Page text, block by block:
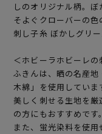
しのオリジナル柄。
そよぐクローバーの色
刺し子糸 ぼかしグリ
＜ホビーラホビーレの
ふきんは、晒の名産
木綿」を使用していま
美しく刺せる生地を
の方にもおすすめです。
また、蛍光染料を使